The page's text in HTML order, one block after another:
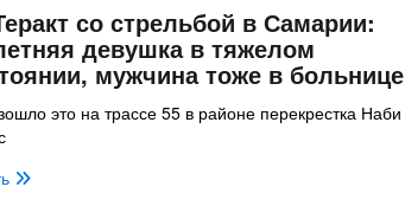
со стрельбой в Самарии:
девушка в тяжелом
мужчина тоже в больнице
это на трассе 55 в районе перекрестка Наби